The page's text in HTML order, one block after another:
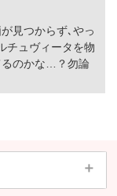
見つからず､やっ
チュヴィータを物
のかな…？勿論